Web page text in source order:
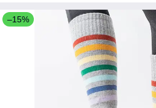
–15%